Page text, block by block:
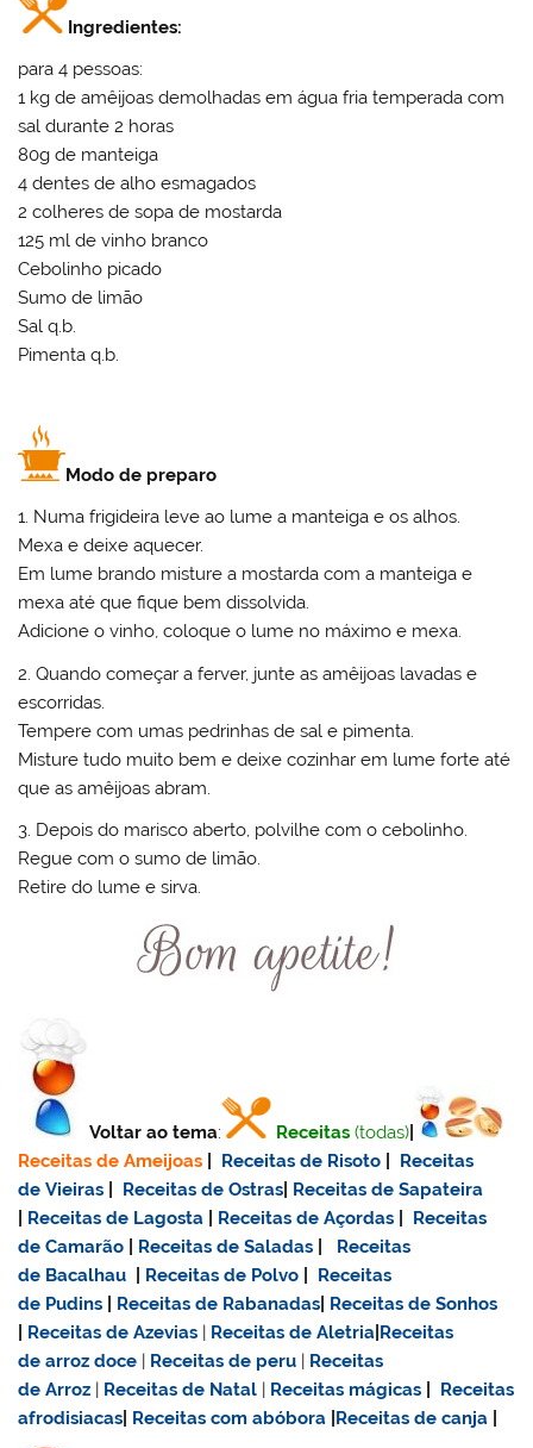
Ingredientes:
para 4 pessoas:
1 kg de amêijoas demolhadas em água fria temperada com
sal durante 2 horas
80g de manteiga
4 dentes de alho esmagados
2 colheres de sopa de mostarda
125 ml de vinho branco
Cebolinho picado
Sumo de limão
Sal q.b.
Pimenta q.b.
Modo de preparo
1. Numa frigideira leve ao lume a manteiga e os alhos.
Mexa e deixe aquecer.
Em lume brando misture a mostarda com a manteiga e
mexa até que fique bem dissolvida.
Adicione o vinho, coloque o lume no máximo e mexa.
2. Quando começar a ferver, junte as amêijoas lavadas e
escorridas.
Tempere com umas pedrinhas de sal e pimenta.
Misture tudo muito bem e deixe cozinhar em lume forte até
que as amêijoas abram.
3. Depois do marisco aberto, polvilhe com o cebolinho.
Regue com o sumo de limão.
Retire do lume e sirva.
Voltar ao tema: Receitas (todas)
Receitas de Ameijoas
Receitas de Risoto
Receitas
de Vieiras
Receitas de Ostras Receitas de Sapateira
Receitas de Lagosta Receitas de Açordas
Receitas
de Camarão
Receitas de Saladas
Receitas
de Bacalhau
Receitas de Polvo
Receitas
de Pudins
Receitas de Rabanadas Receitas de Sonhos
Receitas de Azevias | Receitas de Aletria Receitas
dearroz doce | Receitas de peru | Receitas
de Arroz | Receitas de Natal | Receitas mágicas
Receitas
afrodisiacas Receitas com abóbora Receitas de canja